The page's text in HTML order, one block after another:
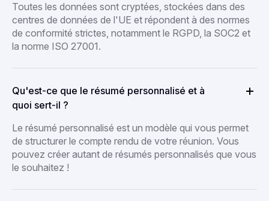
Toutes les données sont cryptées, stockées dans des
centres de données de l'UE et répondent à des normes
de conformité strictes, notamment le RGPD, la SOC2 et
la norme ISO 27001.
Qu'est-ce que le résumé personnalisé et à
quoi sert-il ?
Le résumé personnalisé est un modèle qui vous permet
de structurer le compte rendu de votre réunion. Vous
pouvez créer autant de résumés personnalisés que vous
le souhaitez !